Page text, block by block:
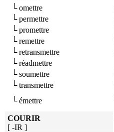
└ omettre
└ permettre
└ promettre
└ remettre
└ retransmettre
└ réadmettre
└ soumettre
└ transmettre
└ émettre
COURIR
[ -IR ]